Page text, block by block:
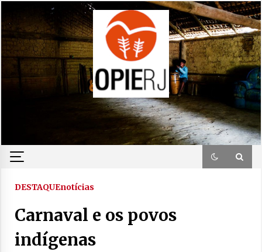
to
content
DESTAQUEnotícias
Carnaval e os povos
indígenas